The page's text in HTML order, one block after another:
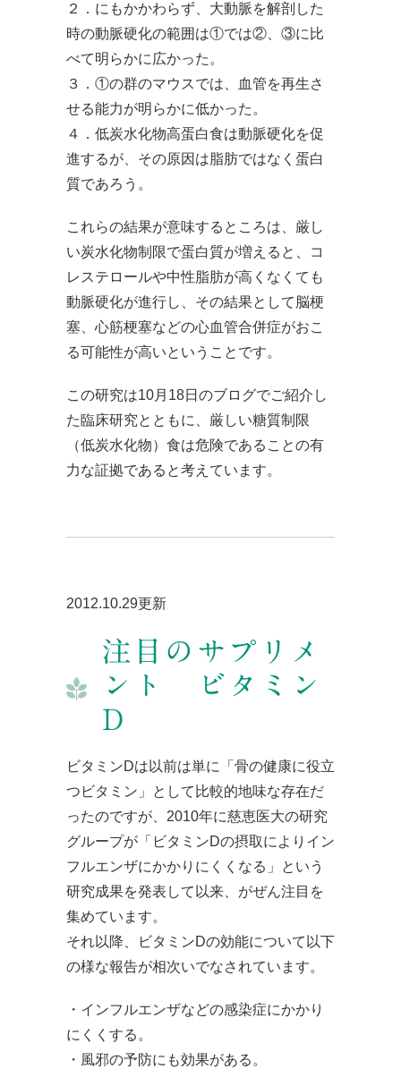
２．にもかかわらず、大動脈を解剖した
時の動脈硬化の範囲は①では②、③に比
べて明らかに広かった。
３．①の群のマウスでは、血管を再生さ
せる能力が明らかに低かった。
４．低炭水化物高蛋白食は動脈硬化を促
進するが、その原因は脂肪ではなく蛋白
質であろう。
これらの結果が意味するところは、厳し
い炭水化物制限で蛋白質が増えると、コ
レステロールや中性脂肪が高くなくても
動脈硬化が進行し、その結果として脳梗
塞、心筋梗塞などの心血管合併症がおこ
る可能性が高いということです。
この研究は10月18日のブログでご紹介し
た臨床研究とともに、厳しい糖質制限
（低炭水化物）食は危険であることの有
力な証拠であると考えています。
2012.10.29更新
注目のサプリメ
ント ビタミン
D
ビタミンDは以前は単に「骨の健康に役立
つビタミン」として比較的地味な存在だ
ったのですが、2010年に慈恵医大の研究
グループが「ビタミンDの摂取によりイン
フルエンザにかかりにくくなる」という
研究成果を発表して以来、がぜん注目を
集めています。
それ以降、ビタミンDの効能について以下
の様な報告が相次いでなされています。
・インフルエンザなどの感染症にかかり
にくくする。
・風邪の予防にも効果がある。